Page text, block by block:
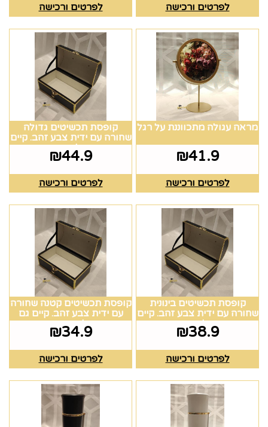
לפרטים ורכישה לפרטים ורכישה
מראה עגולה מתכווננת על רגל
₪41.9
לפרטים ורכישה
קופסת תכשיטים גדולה
שחורה עם ידית צבע זהב. קיים
גם בלבן וורוד.
₪44.9
לפרטים ורכישה
קופסת תכשיטים בינונית
שחורה עם ידית צבע זהב. קיים
גם בלבן וורוד.
₪38.9
לפרטים ורכישה
קופסת תכשיטים קטנה שחורה
עם ידית צבע זהב. קיים גם
בלבן וורוד.
₪34.9
לפרטים ורכישה